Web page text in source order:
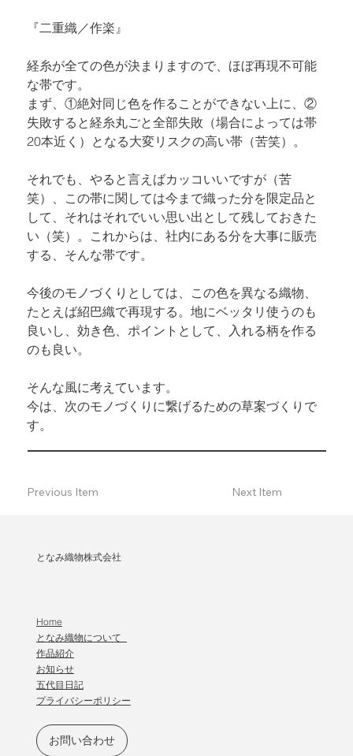
『二重織／作楽』
経糸が全ての色が決まりますので、ほぼ再現不可能
な帯です。
まず、①絶対同じ色を作ることができない上に、②
失敗すると経糸丸ごと全部失敗（場合によっては帯
20本近く）となる大変リスクの高い帯（苦笑）。
それでも、やると言えばカッコいいですが（苦
笑）、この帯に関しては今まで織った分を限定品と
して、それはそれでいい思い出として残しておきた
い（笑）。これからは、社内にある分を大事に販売
する、そんな帯です。
今後のモノづくりとしては、この色を異なる織物、
たとえば紹巴織で再現する。地にベッタリ使うのも
良いし、効き色、ポイントとして、入れる柄を作る
のも良い。
そんな風に考えています。
今は、次のモノづくりに繋げるための草案づくりで
す。
Next Item
Previous Item
となみ織物株式会社
お問い合わせ
Home
となみ織物について
作品紹介
​お知らせ
五代目日記
プライバシーポリシー